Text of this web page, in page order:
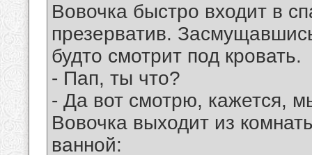
Вовочка быстро входит в
презерватив.
будто смотрит под кровать.
- Пап, ты что?
- Да вот смотрю, кажется,
Вовочка выходит из
ванной: